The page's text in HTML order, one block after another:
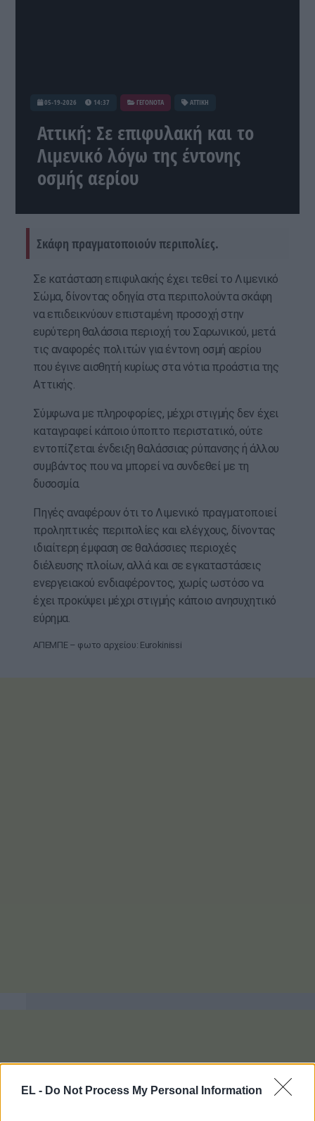
EL - Do Not Process My Personal Information
05-19-2026 14:37 ΓΕΓΟΝΟΤΑ ΑΤΤΙΚΗ
Αττική: Σε επιφυλακή και το
Λιμενικό λόγω της έντονης
οσμής αερίου
Σκάφη πραγματοποιούν περιπολίες.
Σε κατάσταση επιφυλακής έχει τεθεί το Λιμενικό
Σώμα, δίνοντας οδηγία στα περιπολούντα σκάφη
να επιδεικνύουν επισταμένη προσοχή στην
ευρύτερη θαλάσσια περιοχή του Σαρωνικού, μετά
τις αναφορές πολιτών για έντονη οσμή αερίου
που έγινε αισθητή κυρίως στα νότια προάστια της
Αττικής.
Σύμφωνα με πληροφορίες, μέχρι στιγμής δεν έχει
καταγραφεί κάποιο ύποπτο περιστατικό, ούτε
εντοπίζεται ένδειξη θαλάσσιας ρύπανσης ή άλλου
συμβάντος που να μπορεί να συνδεθεί με τη
δυσοσμία.
Πηγές αναφέρουν ότι το Λιμενικό πραγματοποιεί
προληπτικές περιπολίες και ελέγχους, δίνοντας
ιδιαίτερη έμφαση σε θαλάσσιες περιοχές
διέλευσης πλοίων, αλλά και σε εγκαταστάσεις
ενεργειακού ενδιαφέροντος, χωρίς ωστόσο να
έχει προκύψει μέχρι στιγμής κάποιο ανησυχητικό
εύρημα.
ΑΠΕΜΠΕ – φωτο αρχείου: Eurokinissi